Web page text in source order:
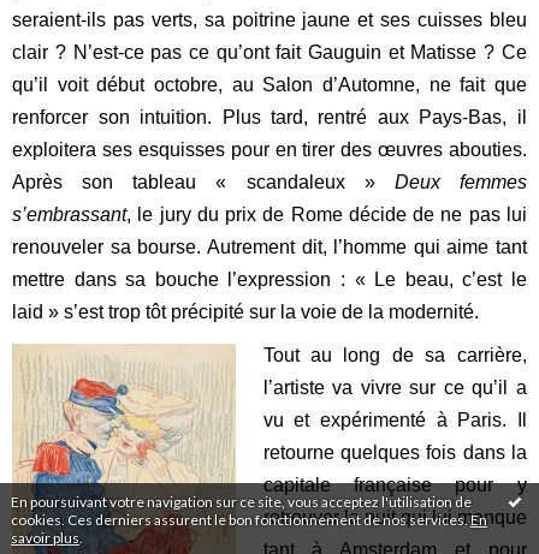
En poursuivant votre navigation sur ce site, vous acceptez l'utilisation de
cookies. Ces derniers assurent le bon fonctionnement de nos services.En
savoir plus
seraient-ils pas verts, sa poitrine jaune et ses cuisses bleu
clair ? N’est-ce pas ce qu’ont fait Gauguin et Matisse ? Ce
qu’il voit début octobre, au Salon d’Automne, ne fait que
renforcer son intuition. Plus tard, rentré aux Pays-Bas, il
exploitera ses esquisses pour en tirer des œuvres abouties.
Après son tableau « scandaleux » Deux femmes
s’embrassant, le jury du prix de Rome décide de ne pas lui
renouveler sa bourse. Autrement dit, l’homme qui aime tant
mettre dans sa bouche l’expression : « Le beau, c’est le
laid » s’est trop tôt précipité sur la voie de la modernité.
Tout au long de sa carrière,
l’artiste va vivre sur ce qu’il a
vu et expérimenté à Paris. Il
retourne quelques fois dans la
capitale française pour y
retrouver la nuit qui lui manque